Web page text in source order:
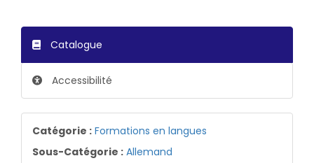
Catalogue
Accessibilité
Catégorie : Formations en langues
Sous-Catégorie : Allemand